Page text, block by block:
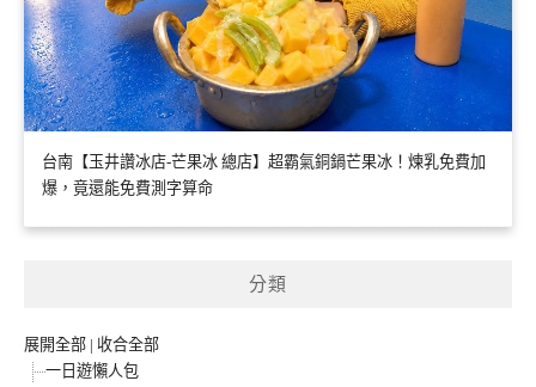
台南【玉井讚冰店-芒果冰 總店】超霸氣銅鍋芒果冰！煉乳免費加
爆，竟還能免費測字算命
分類
展開全部 | 收合全部
一日遊懶人包